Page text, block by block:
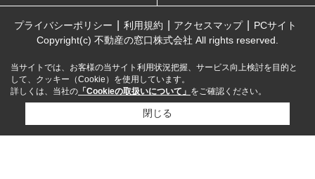
プライバシーポリシー 利用規約 アクセスマップ
PCサイト
Copyright(c) 不動産の窓口株式会社 All rights reserved.
当サイトでは、お客様の当サイト利用状況把握、サービス向上検討を目的と
して、クッキー（Cookie）を使用しています。
詳しくは、当社の 「Cookieの取扱いについて」 をご確認ください。
閉じる